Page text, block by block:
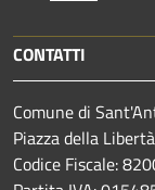
CONTATTI
Comune di
Piazza della
Codice Fiscale: